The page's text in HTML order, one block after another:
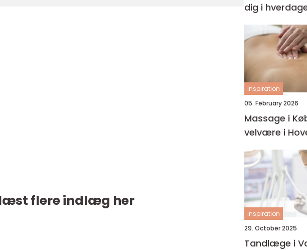
flere indlæg her
dig i
inspiration
05. February 2026
Massage i
velvære i
inspiration
29. October 2025
Tandlæge i